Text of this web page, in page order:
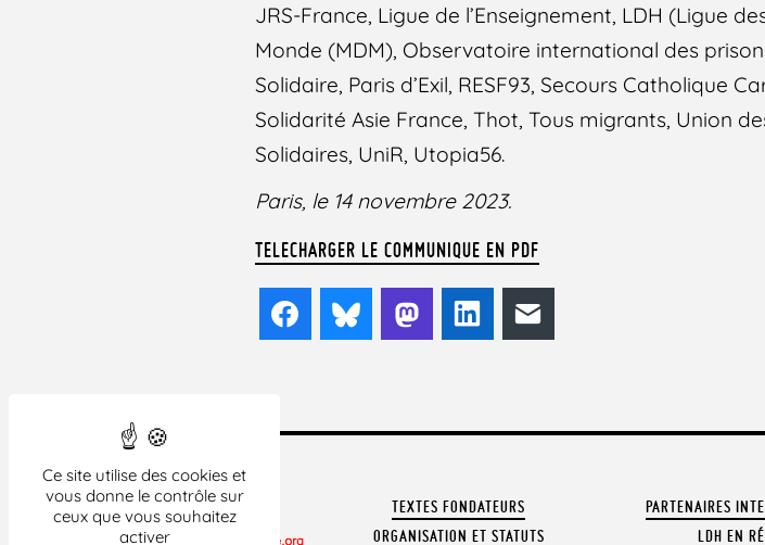
Ce site utilise des cookies et
vous donne le contrôle sur
ceux que vous souhaitez
activer
JRS-France, Ligue de l’Enseignement, LDH (Ligue
Monde (MDM), Observatoire international des
Solidaire, Paris d’Exil, RESF93, Secours Catholique
Solidarité Asie France, Thot, Tous migrants, Union
Solidaires, UniR, Utopia56.
Paris, le 14 novembre 2023.
TELECHARGER LE COMMUNIQUE EN PDF
FacebookBlueskyMastodonLinkedIn
TEXTES FONDATEURS
ORGANISATION ET STATUTS
PARTENAIRES
LDH EN